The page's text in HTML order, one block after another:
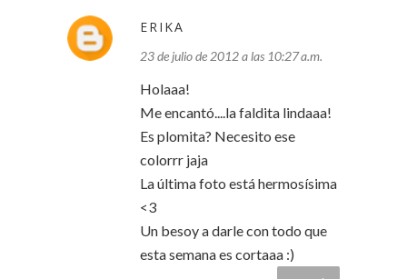
ERIKA
23 de julio de 2012 a las 10:27 a.m.
Holaaa!
Me encantó....la faldita lindaaa!
Es plomita? Necesito ese
colorrr jaja
La última foto está hermosísima
<3
Un besoy a darle con todo que
esta semana es cortaaa :)